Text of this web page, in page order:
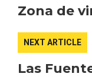
Zona de
NEXT ARTICLE
Las